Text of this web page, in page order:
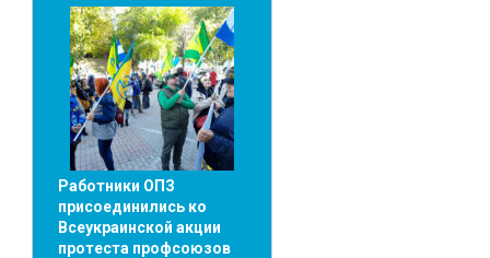
Работники ОПЗ
присоединились ко
Всеукраинской акции
протеста профсоюзов